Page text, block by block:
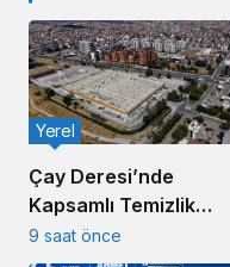
Çay Deresi’nde
Kapsamlı Temizlik
Çalışması Başlatıldı
Yerel
9 saat önce